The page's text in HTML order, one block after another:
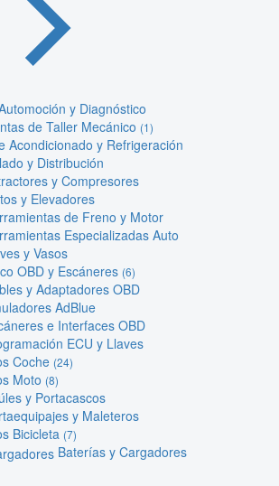
y Diagnóstico
de Taller Mecánico (1)
Acondicionado y Refrigeración
y Distribución
y Compresores
y Elevadores
de Freno y Motor
Especializadas Auto
y Vasos
OBD y Escáneres (6)
y Adaptadores OBD
AdBlue
e Interfaces OBD
ECU y Llaves
Coche (24)
Moto (8)
y Portacascos
y Maleteros
Bicicleta (7)
Baterías y Cargadores